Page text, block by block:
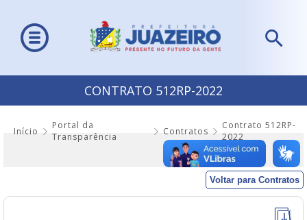
CONTRATO 512RP-2022
Início
Portal da
Transparência
Contratos
Contrato 512RP-
2022
Voltar para Contratos